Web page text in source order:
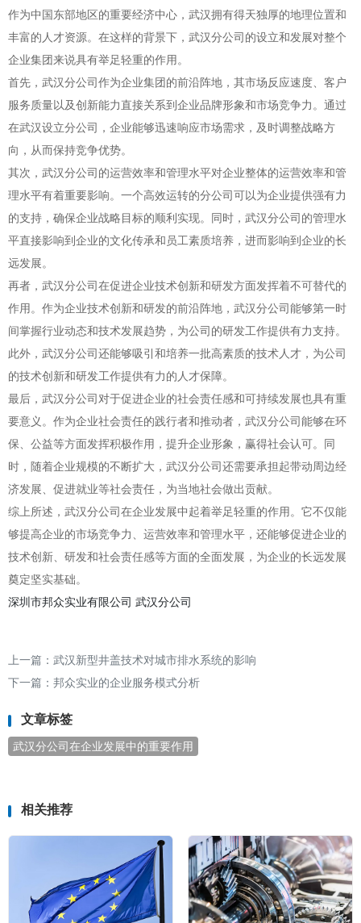
作为中国东部地区的重要经济中心，武汉拥有得天独厚的地理位置和
丰富的人才资源。在这样的背景下，武汉分公司的设立和发展对整个
企业集团来说具有举足轻重的作用。
首先，武汉分公司作为企业集团的前沿阵地，其市场反应速度、客户
服务质量以及创新能力直接关系到企业品牌形象和市场竞争力。通过
在武汉设立分公司，企业能够迅速响应市场需求，及时调整战略方
向，从而保持竞争优势。
其次，武汉分公司的运营效率和管理水平对企业整体的运营效率和管
理水平有着重要影响。一个高效运转的分公司可以为企业提供强有力
的支持，确保企业战略目标的顺利实现。同时，武汉分公司的管理水
平直接影响到企业的文化传承和员工素质培养，进而影响到企业的长
远发展。
再者，武汉分公司在促进企业技术创新和研发方面发挥着不可替代的
作用。作为企业技术创新和研发的前沿阵地，武汉分公司能够第一时
间掌握行业动态和技术发展趋势，为公司的研发工作提供有力支持。
此外，武汉分公司还能够吸引和培养一批高素质的技术人才，为公司
的技术创新和研发工作提供有力的人才保障。
最后，武汉分公司对于促进企业的社会责任感和可持续发展也具有重
要意义。作为企业社会责任的践行者和推动者，武汉分公司能够在环
保、公益等方面发挥积极作用，提升企业形象，赢得社会认可。同
时，随着企业规模的不断扩大，武汉分公司还需要承担起带动周边经
济发展、促进就业等社会责任，为当地社会做出贡献。
综上所述，武汉分公司在企业发展中起着举足轻重的作用。它不仅能
够提高企业的市场竞争力、运营效率和管理水平，还能够促进企业的
技术创新、研发和社会责任感等方面的全面发展，为企业的长远发展
奠定坚实基础。
深圳市邦众实业有限公司 武汉分公司
上一篇： 武汉新型井盖技术对城市排水系统的影响
下一篇： 邦众实业的企业服务模式分析
文章标签
武汉分公司在企业发展中的重要作用
相关推荐